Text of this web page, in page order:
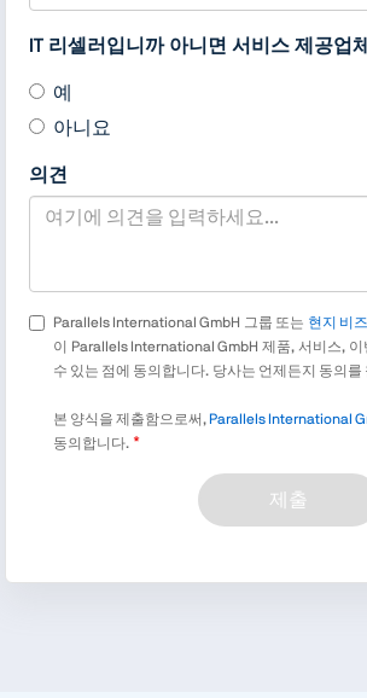
IT 리셀러입니까 아니면 서비스 제공업
예
아니요
의견
Parallels International GmbH 그룹 또는 현지 비
이 Parallels International GmbH 제품, 서비스,
수 있는 점에 동의합니다. 당사는 언제든지 동의를
본 양식을 제출함으로써, Parallels International
동의합니다.
제출